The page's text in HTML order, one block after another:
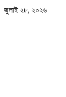
জুলাই ২৮, ২০২৬